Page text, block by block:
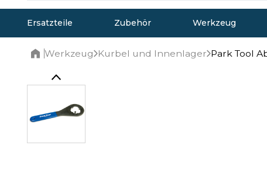
Ersatzteile Zubehör Werkzeug
Werkzeug Kurbel und Innenlager Park Tool